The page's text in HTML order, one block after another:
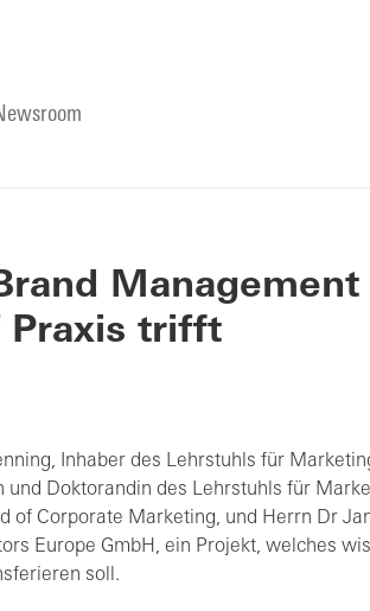
Management
Praxis trifft
Inhaber des Lehrstuhls für
Doktorandin des Lehrstuhls für
of Corporate Marketing, und Herrn Dr
Europe GmbH, ein Projekt, welches
soll.